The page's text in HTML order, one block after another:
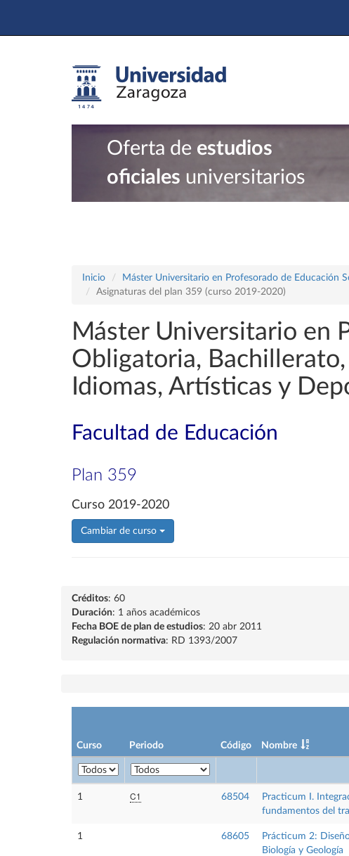
Oferta de estudios
oficiales universitarios
Inicio
Máster Universitario en Profesorado de Educación
Asignaturas del plan 359 (curso 2019-2020)
Máster Universitario en
Obligatoria,
Idiomas, Artísticas y
Facultad de Educación
Plan 359
Curso 2019-2020
Cambiar de curso
Créditos: 60
Duración: 1 años académicos
Fecha BOE de plan de estudios: 20 abr 2011
Regulación normativa: RD 1393/2007
Curso Periodo Código Nombre
1 C1 68504
Practicum I.
fundamentos del
1 68605
Prácticum 2:
Biología y Geología